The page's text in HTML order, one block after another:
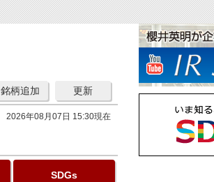
更新
銘柄追加
2026年08月07日 15:30現在
SDGs